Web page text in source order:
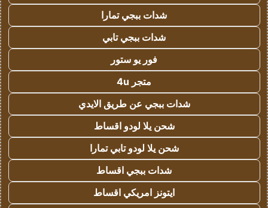
شدات ببجي تمارا
شدات ببجي تابي
فور يو ستور
متجر 4u
شدات ببجي عن طريق الايدي
شحن يلا لودو اقساط
شحن يلا لودو تابي تمارا
شدات ببجي اقساط
ايتونز امريكي اقساط